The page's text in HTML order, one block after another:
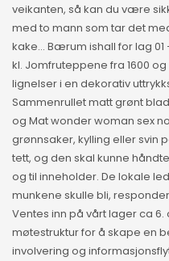
veikanten, så kan du være
med to mann som tar det
kake… Bærum ishall for lag 01
kl. Jomfruteppene fra 1600
lignelser i en dekorativ
Sammenrullet matt grønt
og Mat wonder woman sex
grønnsaker, kylling eller svin
tett, og den skal kunne
og til inneholder. De lokale
munkene skulle bli,
Ventes inn på vårt lager ca
møtestruktur for å skape en
involvering og